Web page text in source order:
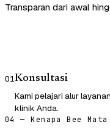
Transparan dari awal
01Konsultasi
Kami pelajari alur
klinik Anda.
04 — Kenapa Bee Mata